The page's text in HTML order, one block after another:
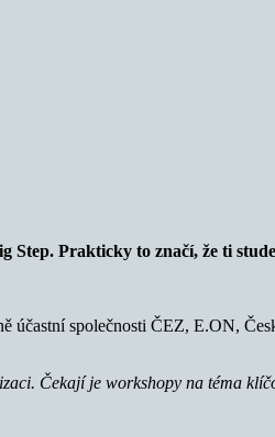
Step. Prakticky to značí, že ti
účastní společnosti ČEZ, E.ON,
Čekají je workshopy na téma